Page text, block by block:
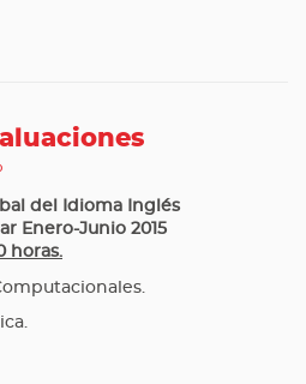
del Idioma Inglés
Enero-Junio 2015
horas.